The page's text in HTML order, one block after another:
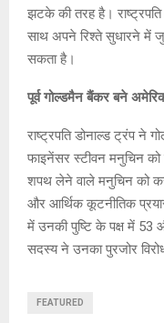
झटके की तरह है। राष्ट्रपति
साथ अपने रिश्ते सुधारने में
सकता है।
पूर्व गोल्डमैन बैंकर बने
राष्ट्रपति डोनाल्ड ट्रंप ने
फाइनेंसर स्टीवन मनुचिन को
शपथ लेने वाले मनुचिन को कर
और आर्थिक कूटनीतिक
में उनकी पुष्टि के पक्ष में
सदस्य ने उनका पुरजोर
FEATURED